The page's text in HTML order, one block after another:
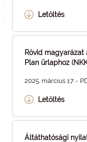
Letöltés
Rövid magyarázat
Plan űrlaphoz
2025. március 17. -
Letöltés
Áltáthatósági